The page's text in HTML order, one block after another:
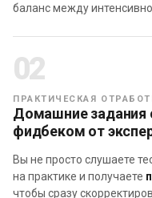
баланс между
02
ПРАКТИЧЕСКАЯ
Домашние задания
фидбеком от
Вы не просто слушаете
на практике и получаете
чтобы сразу